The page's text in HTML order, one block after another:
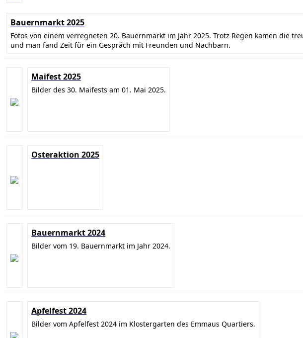
Bauernmarkt 2025
Fotos von einem verregneten 20. Bauernmarkt im Jahr 2025. Trotz Regen kamen die
und man fand Zeit für ein Gespräch mit Freunden und Nachbarn.
Maifest 2025
Bilder des 30. Maifests am 01. Mai 2025.
Osteraktion 2025
Bauernmarkt 2024
Bilder vom 19. Bauernmarkt im Jahr 2024.
Apfelfest 2024
Bilder vom Apfelfest 2024 im Klostergarten des Emmaus Quartiers.